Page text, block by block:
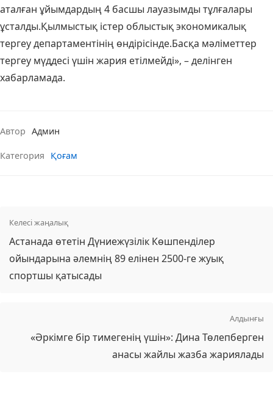
аталған ұйымдардың 4 басшы лауазымды тұлғалары
ұсталды.Қылмыстық істер облыстық экономикалық
тергеу департаментінің өндірісінде.Басқа мәліметтер
тергеу мүддесі үшін жария етілмейді», – делінген
хабарламада.
Автор Админ
Категория Қоғам
Келесі жаңалық
Астанада өтетін Дүниежүзілік Көшпенділер
ойындарына әлемнің 89 елінен 2500-ге жуық
спортшы қатысады
Алдынғы
«Әркімге бір тимегенің үшін»: Дина Төлепберген
анасы жайлы жазба жариялады